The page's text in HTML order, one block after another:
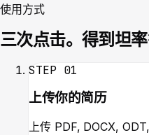
使用方式
三次点击。得到坦率
STEP 01
上传你的简历
上传 PDF, DOCX,